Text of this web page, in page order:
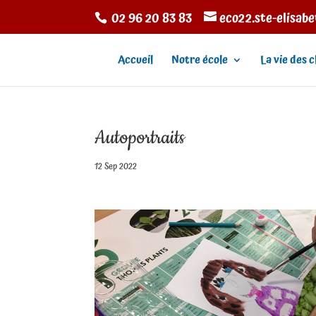
02 96 20 83 83 eco22.ste-
Accueil Notre école La vie des
Autoportraits
12 Sep 2022